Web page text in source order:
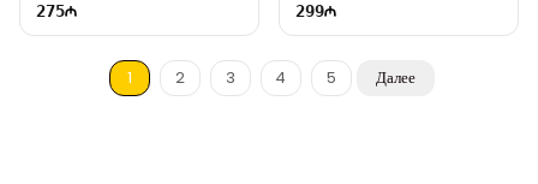
275 299
1 2 3 4 5 Далее